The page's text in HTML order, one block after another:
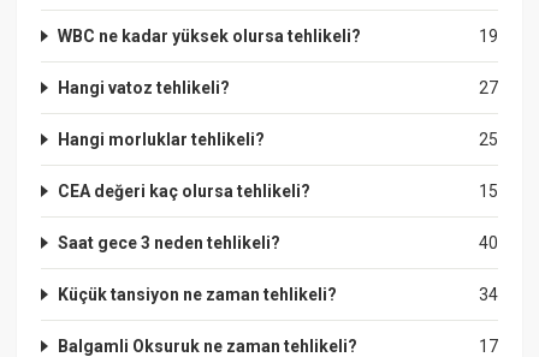
19
WBC ne kadar yüksek olursa tehlikeli?
27
Hangi vatoz tehlikeli?
25
Hangi morluklar tehlikeli?
15
CEA değeri kaç olursa tehlikeli?
40
Saat gece 3 neden tehlikeli?
34
Küçük tansiyon ne zaman tehlikeli?
17
Balgamli Oksuruk ne zaman tehlikeli?